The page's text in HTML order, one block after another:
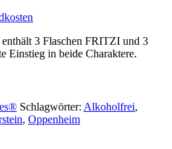
3 Flaschen FRITZI und 3
Einstieg in beide Charaktere.
Schlagwörter: Alkoholfrei,
, Oppenheim